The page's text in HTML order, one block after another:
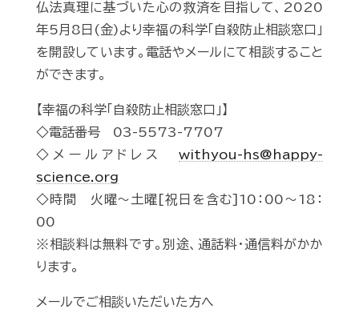
仏法真理に基づいた心の救済を目指して、2020
年5月8日(金)より幸福の科学「自殺防止相談窓口」
を開設しています。電話やメールにて相談すること
ができます。
【幸福の科学「自殺防止相談窓口」】
◇電話番号 03-5573-7707
◇メールアドレス withyou-hs@happy-
science.org
◇時間 火曜～土曜[祝日を含む]10：00～18：
00
※相談料は無料です。別途、通話料・通信料がかか
ります。
メールでご相談いただいた方へ